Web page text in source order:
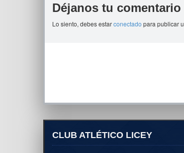
Déjanos tu comentario
Lo siento, debes estarconectado para publicar
CLUB ATLÉTICO LICEY